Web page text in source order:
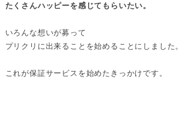
たくさんハッピーを感じてもらいたい。
いろんな想いが募って
プリクリに出来ることを始めることにしました。
これが保証サービスを始めたきっかけです。